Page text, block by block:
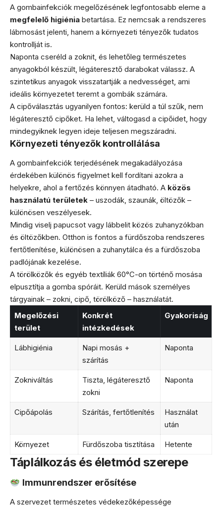
A gombainfekciók megelőzésének legfontosabb eleme a
megfelelő higiénia betartása. Ez nemcsak a rendszeres
lábmosást jelenti, hanem a környezeti tényezők tudatos
kontrollját is.
Naponta cseréld a zoknit, és lehetőleg természetes
anyagokból készült, légáteresztő darabokat válassz. A
szintetikus anyagok visszatartják a nedvességet, ami
ideális környezetet teremt a gombák számára.
A cipőválasztás ugyanilyen fontos: kerüld a túl szűk, nem
légáteresztő cipőket. Ha lehet, váltogasd a cipőidet, hogy
mindegyiknek legyen ideje teljesen megszáradni.
Környezeti tényezők kontrollálása
A gombainfekciók terjedésének megakadályozása
érdekében különös figyelmet kell fordítani azokra a
helyekre, ahol a fertőzés könnyen átadható. A közös
használatú területek – uszodák, szaunák, öltözők –
különösen veszélyesek.
Mindig viselj papucsot vagy lábbelit közös zuhanyzókban
és öltözőkben. Otthon is fontos a fürdőszoba rendszeres
fertőtlenítése, különösen a zuhanytálca és a fürdőszoba
padlójának kezelése.
A törölközők és egyéb textíliák 60°C-on történő mosása
elpusztítja a gomba spóráit. Kerüld mások személyes
tárgyainak – zokni, cipő, törölköző – használatát.
Megelőzési
terület
Konkrét
intézkedések
Gyakoriság
Lábhigiénia
Napi mosás +
szárítás
Naponta
Zokniváltás
Tiszta, légáteresztő
zokni
Naponta
Cipőápolás Szárítás, fertőtlenítés
Használat
után
Környezet Fürdőszoba tisztítása Hetente
Táplálkozás és életmód szerepe
Immunrendszer erősítése
A szervezet természetes védekezőképessége